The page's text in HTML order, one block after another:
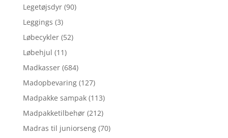
Legetøjsdyr (90)
Leggings (3)
Løbecykler (52)
Løbehjul (11)
Madkasser (684)
Madopbevaring (127)
Madpakke sampak (113)
Madpakketilbehør (212)
Madras til juniorseng (70)